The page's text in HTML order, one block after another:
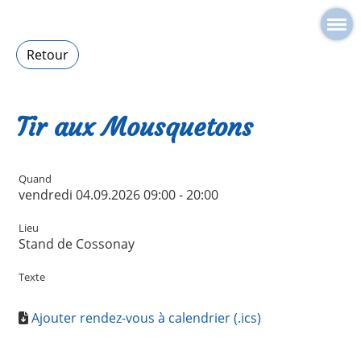
Retour
Tir aux Mousquetons
Quand
vendredi 04.09.2026 09:00 - 20:00
Lieu
Stand de Cossonay
Texte
Ajouter rendez-vous à calendrier (.ics)